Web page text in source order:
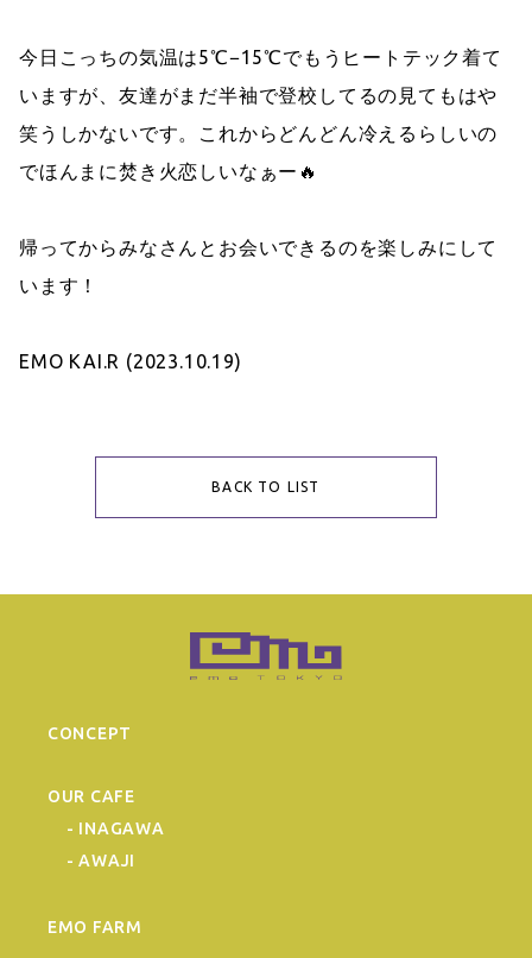
今日こっちの気温は5℃−15℃でもうヒートテック着て
いますが、友達がまだ半袖で登校してるの見てもはや
笑うしかないです。これからどんどん冷えるらしいの
でほんまに焚き火恋しいなぁー🔥
帰ってからみなさんとお会いできるのを楽しみにして
います！
EMO KAI.R (2023.10.19)
BACK TO LIST
CONCEPT
OUR CAFE
- INAGAWA
- AWAJI
EMO FARM